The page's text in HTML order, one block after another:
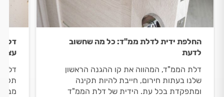
החלפת ידית לדלת ממ"ד: כל מה שחשוב
לדעת
דלת הממ"ד, המהווה את קו ההגנה הראשון
שלנו בעתות חירום, חייבת להיות תקינה
ומתפקדת בכל עת. הידית של דלת הממ"ד
דלת
דלת